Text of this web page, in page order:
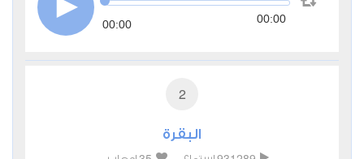
00:00 00:00
2
البقرة